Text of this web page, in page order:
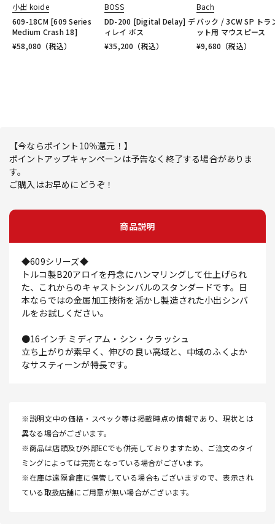
小出 koide
609-18CM [609 Series
Medium Crash 18]
¥58,080 （税込）
BOSS
DD-200 [Digital Delay] デ
ィレイ ボス
¥35,200 （税込）
Bach
バック / 3CW SP トラ
ット用 マウスピース
¥9,680 （税込）
【今ならポイント10％還元！】
ポイントアップキャンペーンは予告なく終了する場合がありま
す。
ご購入はお早めにどうぞ！
商品説明
◆609シリーズ◆
トルコ製B20アロイを丹念にハンマリングして仕上げられ
た、これからのキャストシンバルのスタンダードです。日
本ならではの金属加工技術を活かし製造された小出シンバ
ルをお試しください。
●16インチ ミディアム・シン・クラッシュ
立ち上がりが素早く、伸びの良い高域と、中域のふくよか
なサスティーンが特長です。
※説明文中の価格・スペック等は掲載時点の情報であり、現状とは
異なる場合がございます。
※商品は店頭及び外部ECでも併売しておりますため、ご注文のタイ
ミングによっては完売となっている場合がございます。
※在庫は遠隔倉庫に保管している場合もございますので、表示され
ている取扱店舗にご用意が無い場合がございます。